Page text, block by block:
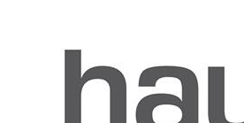
Sea of Love (1989) [DVD]